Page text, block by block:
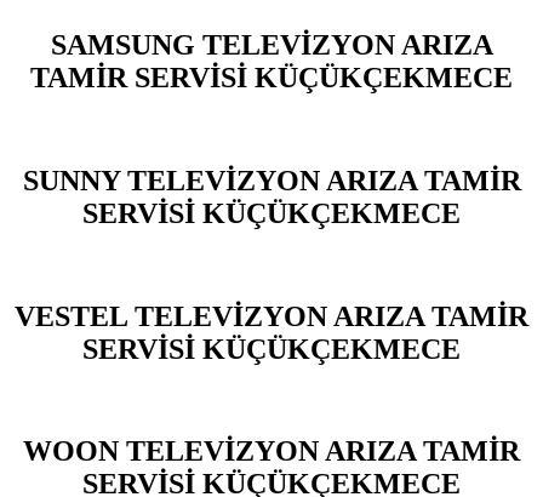
SAMSUNG TELEVİZYON ARIZA
TAMİR SERVİSİ KÜÇÜKÇEKMECE
SUNNY TELEVİZYON ARIZA TAMİR
SERVİSİ KÜÇÜKÇEKMECE
VESTEL TELEVİZYON ARIZA TAMİR
SERVİSİ KÜÇÜKÇEKMECE
WOON TELEVİZYON ARIZA TAMİR
SERVİSİ KÜÇÜKÇEKMECE